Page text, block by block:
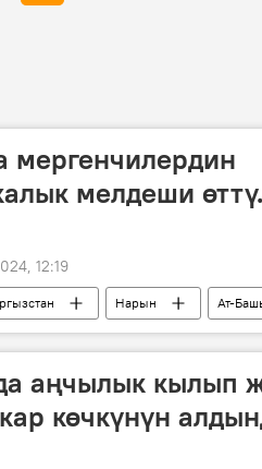
мергенчилердин
мелдеши
12:19
Нарын Ат-
аңчылык кылып
көчкүнүн